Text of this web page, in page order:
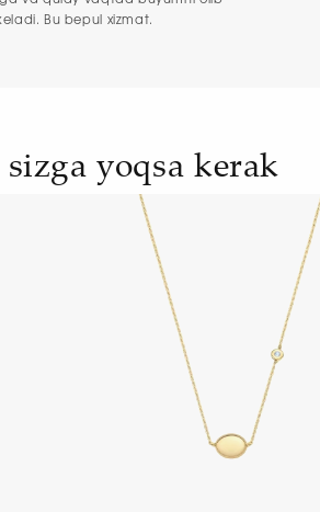
Bu bepul xizmat.
yoqsa kerak